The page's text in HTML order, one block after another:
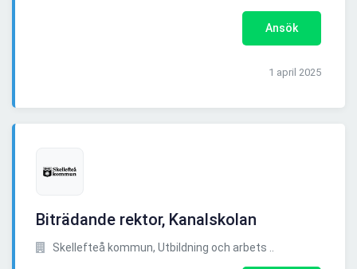
Ansök
1 april 2025
Biträdande rektor, Kanalskolan
Skellefteå kommun, Utbildning och arbets ..